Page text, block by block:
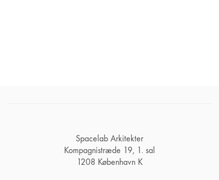
Spacelab Arkitekter
Kompagnistræde 19, 1. sal
1208 København K